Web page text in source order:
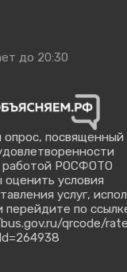
до 20:30
опрос, посвященный
работой РОСФОТО
оценить условия
услуг,
перейдите по
qrcode/